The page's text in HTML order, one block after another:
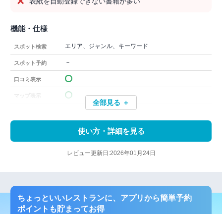
機能・仕様
スポット検索 エリア、ジャンル、キーワード
スポット予約 －
口コミ表示
マップ表示
全部見る ＋
使い方・詳細を見る
レビュー更新日:2026年01月24日
ちょっといいレストランに、アプリから簡単予約
ポイントも貯まってお得